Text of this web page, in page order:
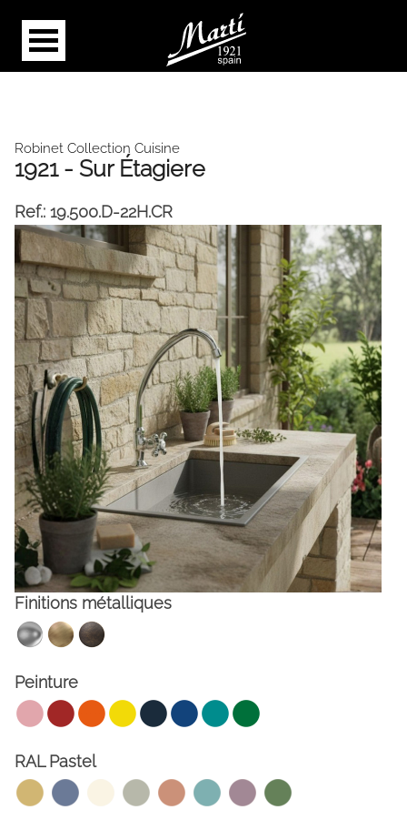
CAT ESP ENG FRA
Robinet Collection Cuisine
1921 - Sur Étagiere
Ref.: 19.500.D-22H.CR
Finitions métalliques
Peinture
RAL Pastel